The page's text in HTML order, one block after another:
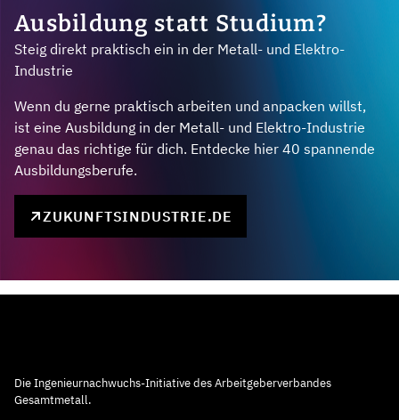
Ausbildung statt Studium?
Steig direkt praktisch ein in der Metall- und Elektro-
Industrie
Wenn du gerne praktisch arbeiten und anpacken willst,
ist eine Ausbildung in der Metall- und Elektro-Industrie
genau das richtige für dich. Entdecke hier 40 spannende
Ausbildungsberufe.
ZUKUNFTSINDUSTRIE.DE
Die Ingenieurnachwuchs-Initiative des Arbeitgeberverbandes
Gesamtmetall.